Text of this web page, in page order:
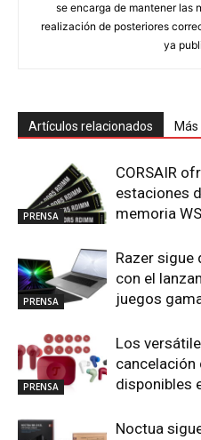
se encarga de mantener las
realización de posteriores
ya
Artículos relacionados
PRENSA
CORSAIR
estaciones
memoria
PRENSA
Razer
con el
juegos
PRENSA
Los
cancelación
disponibles
Noctua